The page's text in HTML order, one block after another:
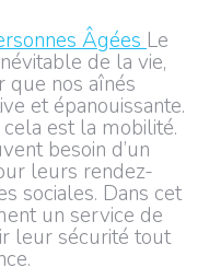
Âgées Le
de la vie,
que nos aînés
et épanouissante.
est la mobilité.
besoin d’un
leurs rendez-
sociales. Dans cet
un service de
leur sécurité tout